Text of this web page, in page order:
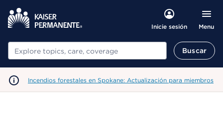
Inicie sesión Menu
Buscar Buscar
Incendios forestales en Spokane: Actualización para miembros